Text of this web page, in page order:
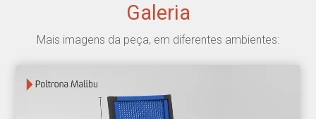
Galeria
Mais imagens da peça, em diferentes ambientes: